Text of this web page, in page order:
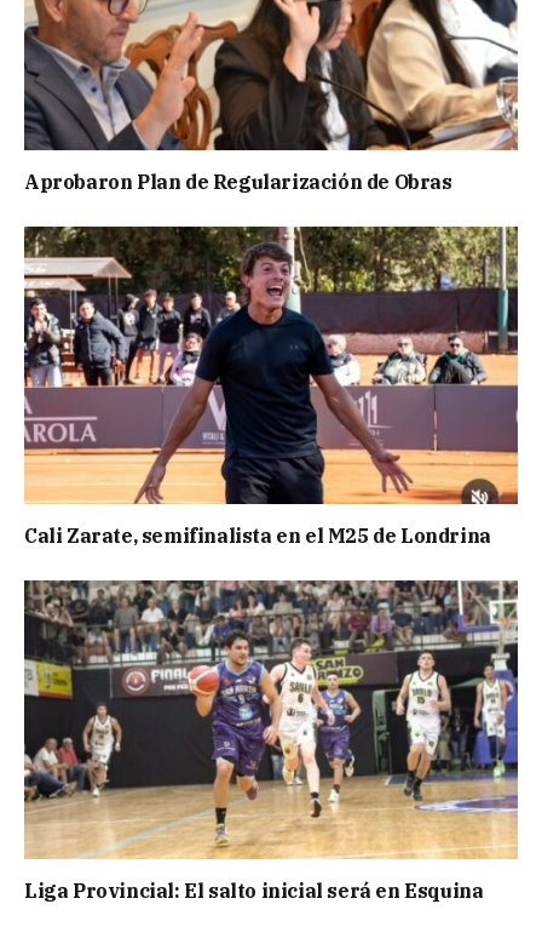
Aprobaron Plan de Regularización de Obras
Cali Zarate, semifinalista en el M25 de Londrina
Liga Provincial: El salto inicial será en Esquina